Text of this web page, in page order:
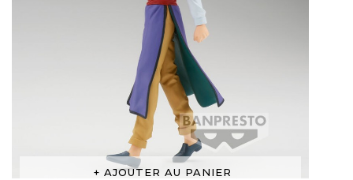
AJOUTER AU PANIER